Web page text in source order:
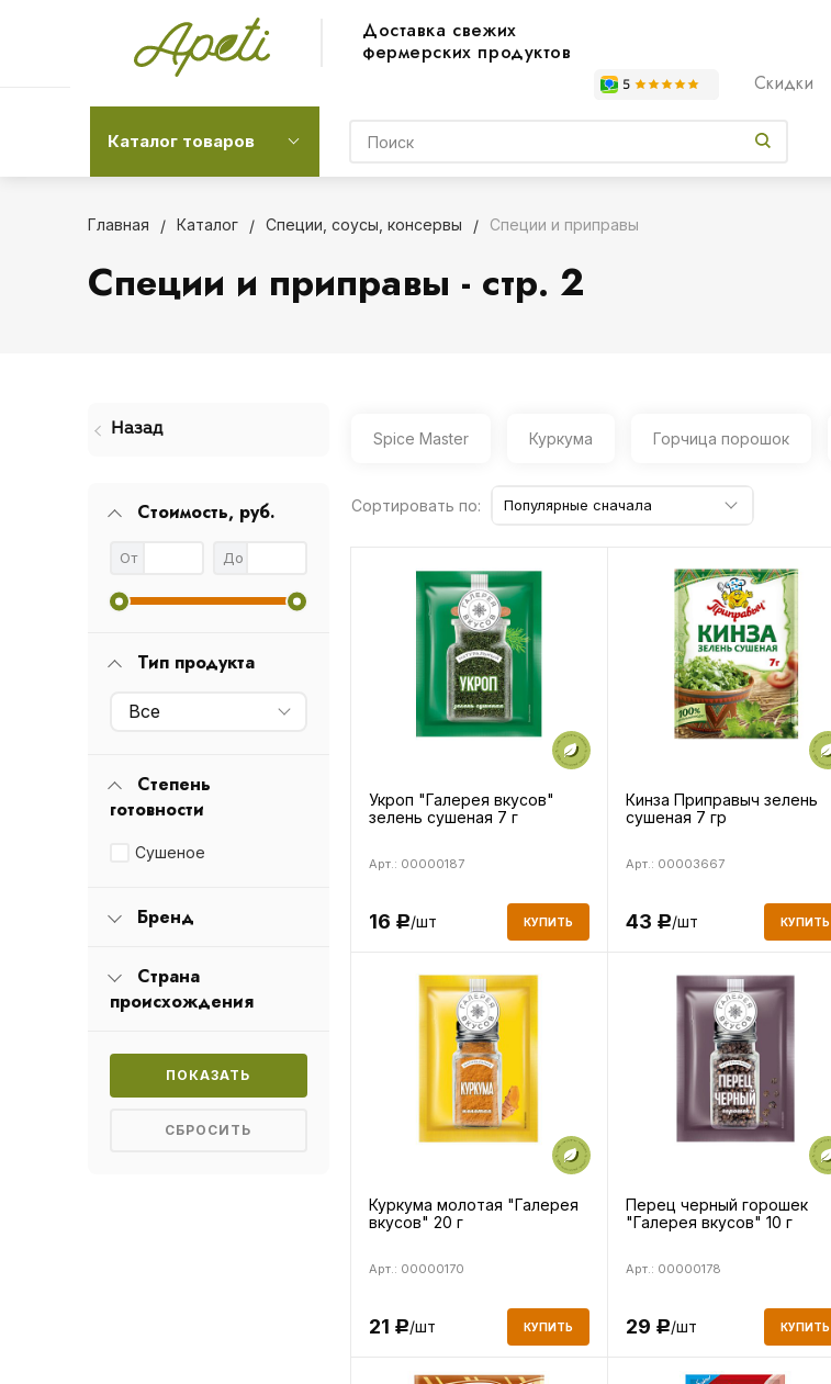
Доставка свежих
фермерских продуктов
Скидки
Каталог товаров
Главная Каталог Специи, соусы, консервы Специи и приправы
Специи и приправы - стр. 2
Назад
Стоимость, руб.
От До
Тип продукта
Все
Степень
готовности
Сушеное
Бренд
Страна
происхождения
Spice Master Куркума Горчица порошок
Сортировать по: Популярные сначала
Укроп "Галерея вкусов"
зелень сушеная 7 г
Арт.: 00000187
16 Р/шт КУПИТЬ
Кинза Приправыч зелень
сушеная 7 гр
Арт.: 00003667
43 Р/шт КУПИТЬ
Куркума молотая "Галерея
вкусов" 20 г
Арт.: 00000170
21 Р/шт КУПИТЬ
Перец черный горошек
"Галерея вкусов" 10 г
Арт.: 00000178
29 Р/шт КУПИТЬ